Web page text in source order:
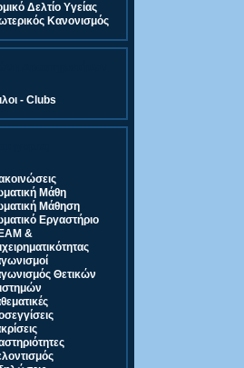
Δελτίο Υγείας
Κανονισμός
- Clubs
Μάθη
Μάθηση
Εργαστήριο
&
Θετικών